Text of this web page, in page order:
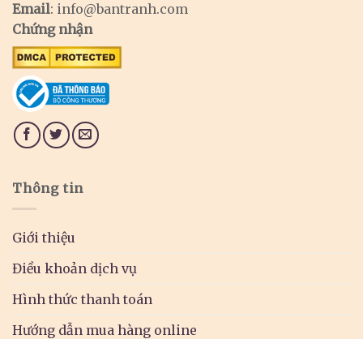
Email: info@bantranh.com
Chứng nhận
Thông tin
Giới thiệu
Điều khoản dịch vụ
Hình thức thanh toán
Hướng dẫn mua hàng online